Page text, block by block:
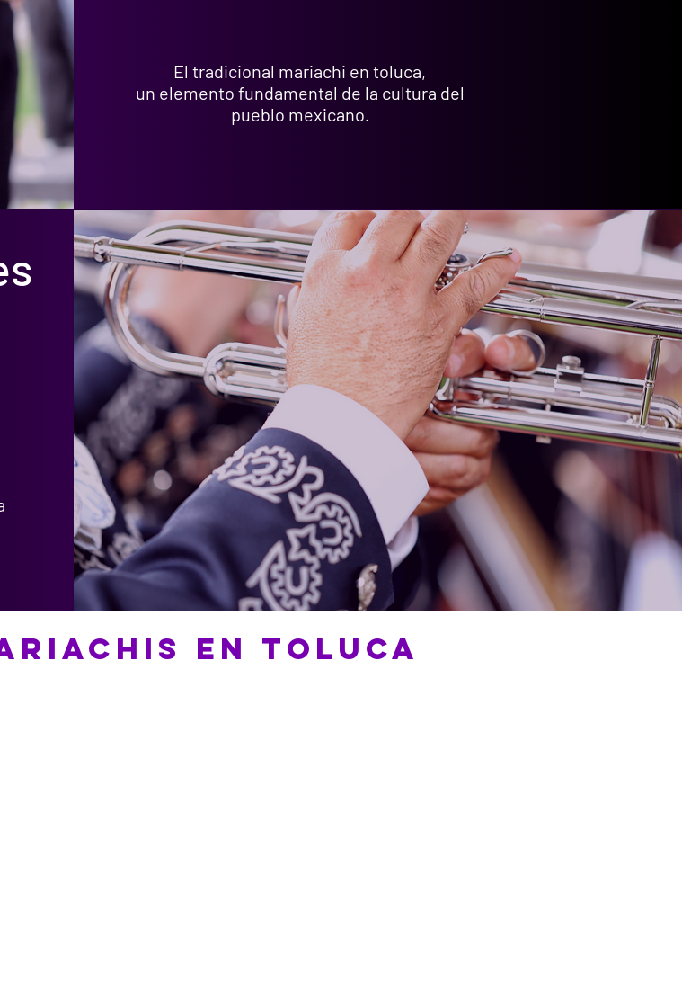
El tradicional mariachi en toluca,
un elemento fundamental de la cultura del
pueblo mexicano.
EN TOLUCA